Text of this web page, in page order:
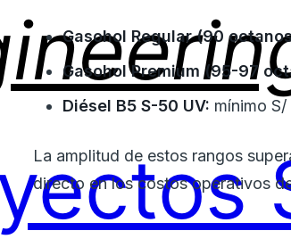
Gasohol Regular (90
Gasohol Premium (95-97
Diésel B5 S-50 UV: mínimo
La amplitud de estos rangos
directo en los costos operativos